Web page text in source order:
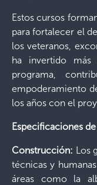
Estos cursos
para fortalecer el
los veteranos,
ha invertido
programa,
empoderamiento
los años con el
Especificaciones
Construcción: Los
técnicas y
áreas como la